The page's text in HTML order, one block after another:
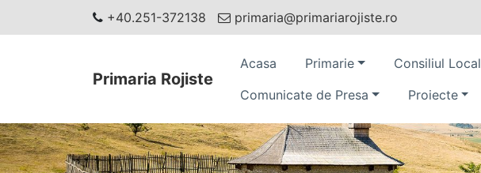
+40.251-372138 primaria@primariarojiste.ro
Primaria Rojiste
Acasa Primarie Consiliul Local
Comunicate de Presa
Proiecte